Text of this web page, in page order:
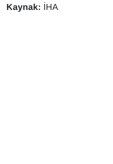
Kaynak: İHA